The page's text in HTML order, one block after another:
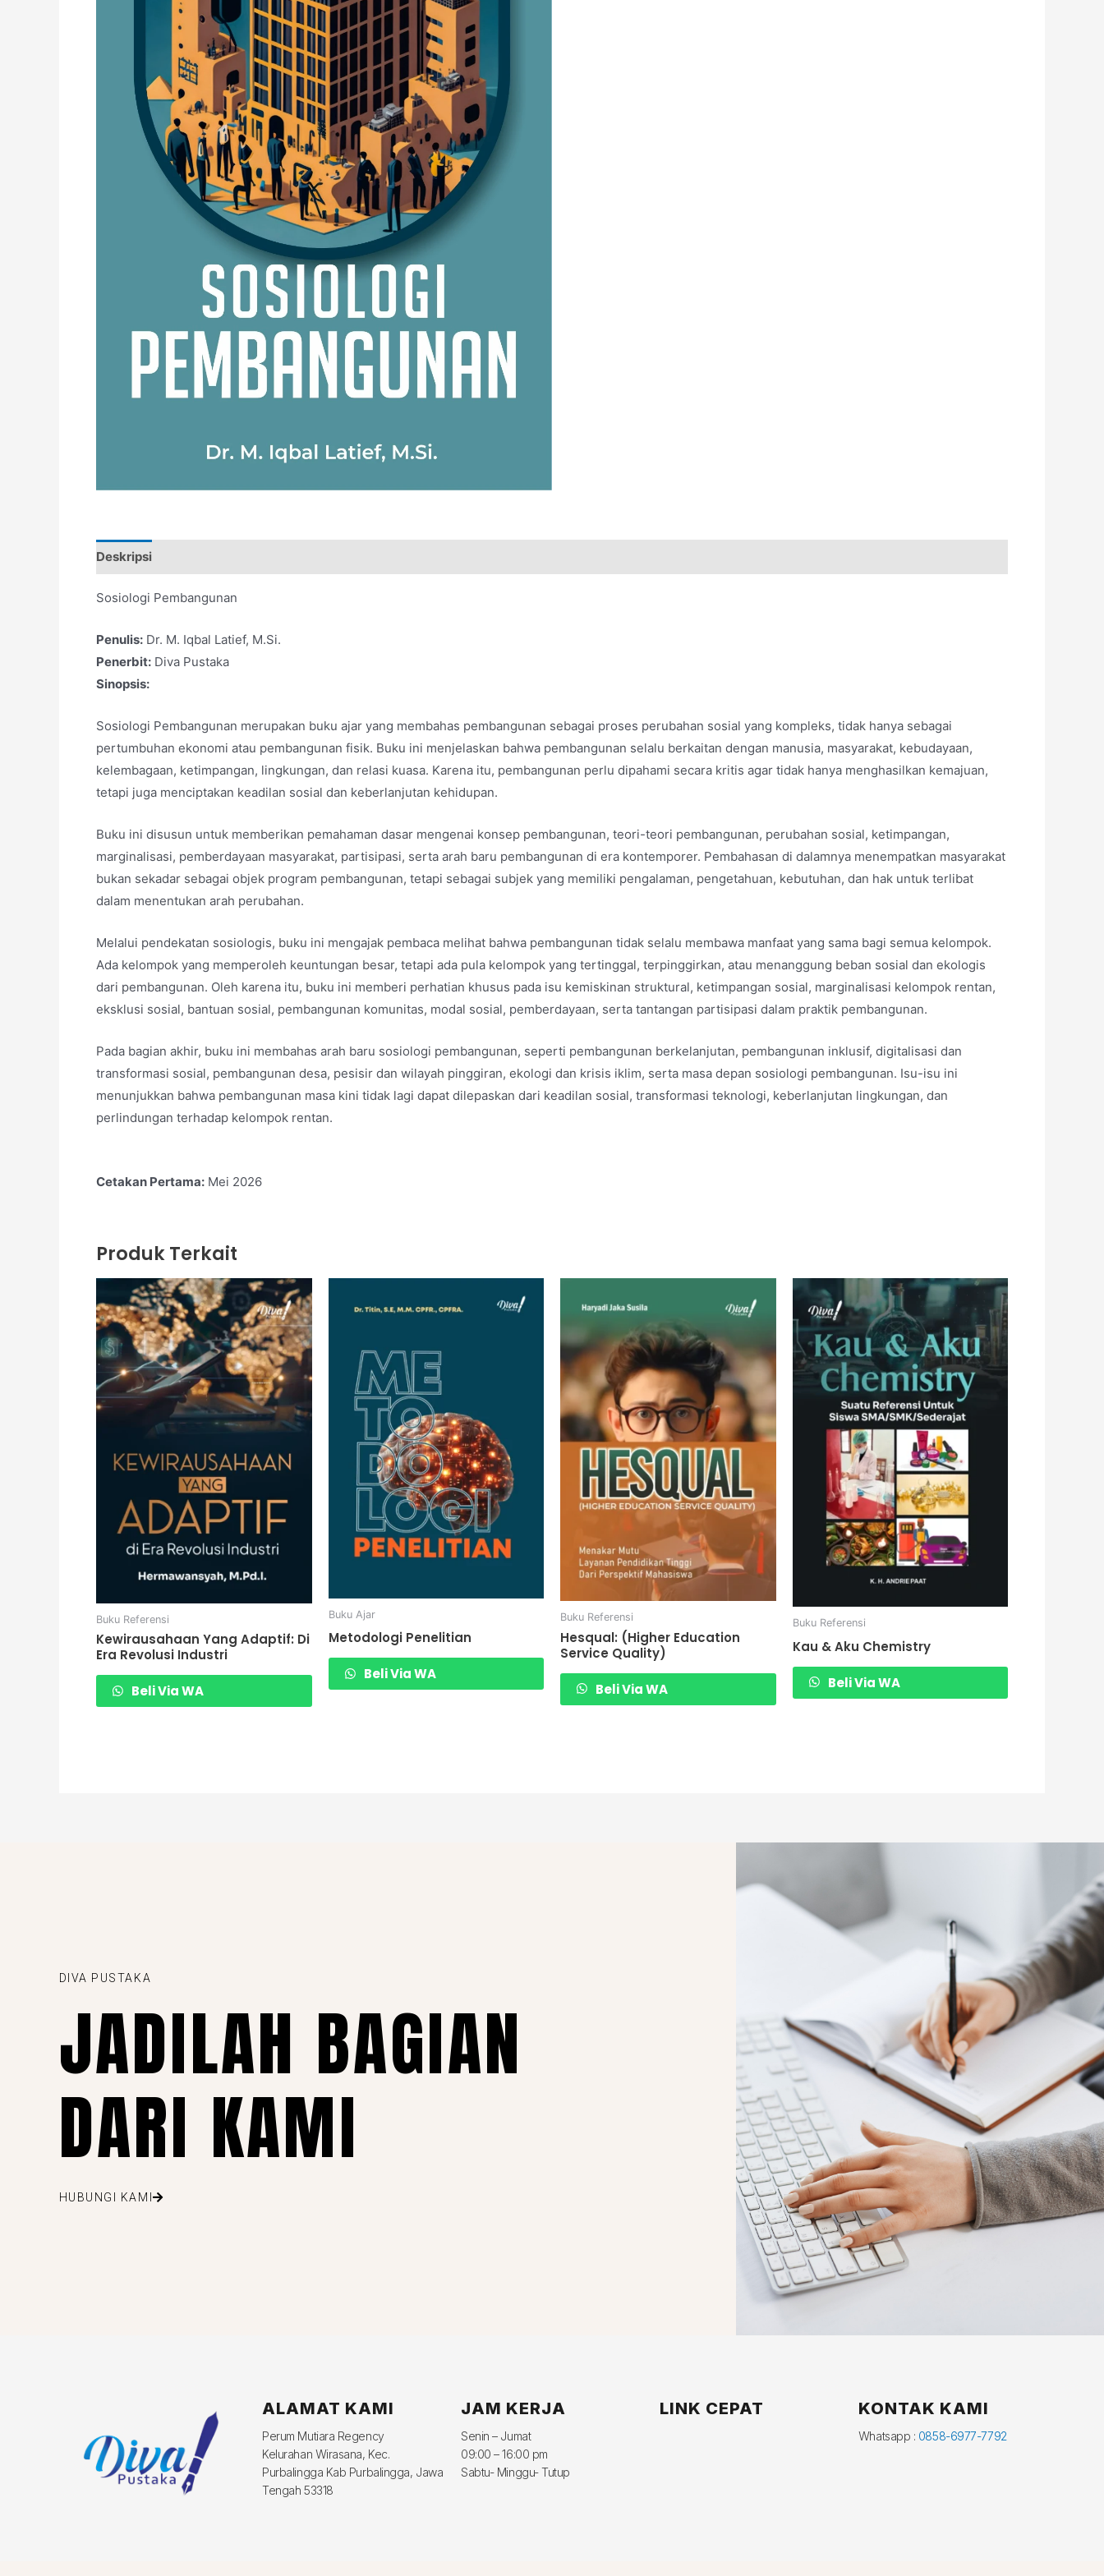
Deskripsi
Sosiologi Pembangunan
Penulis: Dr. M. Iqbal Latief, M.Si.
Penerbit: Diva Pustaka
Sinopsis:
Sosiologi Pembangunan merupakan buku ajar yang membahas pembangunan sebagai proses perubahan sosial yang kompleks, tidak hanya sebagai
pertumbuhan ekonomi atau pembangunan fisik. Buku ini menjelaskan bahwa pembangunan selalu berkaitan dengan manusia, masyarakat, kebudayaan,
kelembagaan, ketimpangan, lingkungan, dan relasi kuasa. Karena itu, pembangunan perlu dipahami secara kritis agar tidak hanya menghasilkan kemajuan,
tetapi juga menciptakan keadilan sosial dan keberlanjutan kehidupan.
Buku ini disusun untuk memberikan pemahaman dasar mengenai konsep pembangunan, teori-teori pembangunan, perubahan sosial, ketimpangan,
marginalisasi, pemberdayaan masyarakat, partisipasi, serta arah baru pembangunan di era kontemporer. Pembahasan di dalamnya menempatkan masyarakat
bukan sekadar sebagai objek program pembangunan, tetapi sebagai subjek yang memiliki pengalaman, pengetahuan, kebutuhan, dan hak untuk terlibat
dalam menentukan arah perubahan.
Melalui pendekatan sosiologis, buku ini mengajak pembaca melihat bahwa pembangunan tidak selalu membawa manfaat yang sama bagi semua kelompok.
Ada kelompok yang memperoleh keuntungan besar, tetapi ada pula kelompok yang tertinggal, terpinggirkan, atau menanggung beban sosial dan ekologis
dari pembangunan. Oleh karena itu, buku ini memberi perhatian khusus pada isu kemiskinan struktural, ketimpangan sosial, marginalisasi kelompok rentan,
eksklusi sosial, bantuan sosial, pembangunan komunitas, modal sosial, pemberdayaan, serta tantangan partisipasi dalam praktik pembangunan.
Pada bagian akhir, buku ini membahas arah baru sosiologi pembangunan, seperti pembangunan berkelanjutan, pembangunan inklusif, digitalisasi dan
transformasi sosial, pembangunan desa, pesisir dan wilayah pinggiran, ekologi dan krisis iklim, serta masa depan sosiologi pembangunan. Isu-isu ini
menunjukkan bahwa pembangunan masa kini tidak lagi dapat dilepaskan dari keadilan sosial, transformasi teknologi, keberlanjutan lingkungan, dan
perlindungan terhadap kelompok rentan.
Cetakan Pertama: Mei 2026
Produk Terkait
Buku Referensi
Kewirausahaan Yang Adaptif: Di
Era Revolusi Industri
Beli Via WA
Buku Ajar
Metodologi Penelitian
Beli Via WA
Buku Referensi
Hesqual: (Higher Education
Service Quality)
Beli Via WA
Buku Referensi
Kau & Aku Chemistry
Beli Via WA
DIVA PUSTAKA
JADILAH BAGIAN
DARI KAMI
HUBUNGI KAMI
ALAMAT KAMI
Perum Mutiara Regency
Kelurahan Wirasana, Kec.
Purbalingga Kab Purbalingga, Jawa
Tengah 53318
JAM KERJA
Senin – Jumat
09:00 – 16:00 pm
Sabtu- Minggu- Tutup
LINK CEPAT KONTAK KAMI
Whatsapp : 0858-6977-7792